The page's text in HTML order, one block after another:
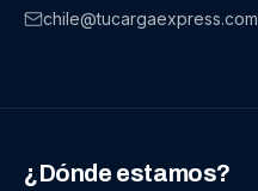
chile@tucargaexpress.com
¿Dónde estamos?